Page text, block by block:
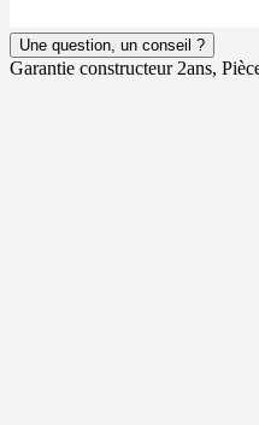
Une question, un conseil ?
Garantie constructeur 2ans,